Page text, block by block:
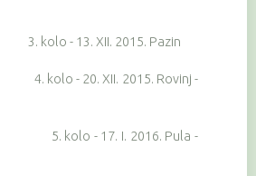
13. XII. 2015. Pazin
20. XII. 2015. Rovinj -
17. I. 2016. Pula -